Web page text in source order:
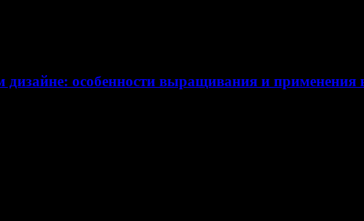
особенности выращивания и